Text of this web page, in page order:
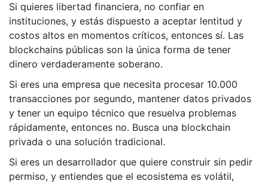
Si quieres libertad financiera, no confiar en
instituciones, y estás dispuesto a aceptar lentitud y
costos altos en momentos críticos, entonces sí. Las
blockchains públicas son la única forma de tener
dinero verdaderamente soberano.
Si eres una empresa que necesita procesar 10.000
transacciones por segundo, mantener datos privados
y tener un equipo técnico que resuelva problemas
rápidamente, entonces no. Busca una blockchain
privada o una solución tradicional.
Si eres un desarrollador que quiere construir sin pedir
permiso, y entiendes que el ecosistema es volátil,